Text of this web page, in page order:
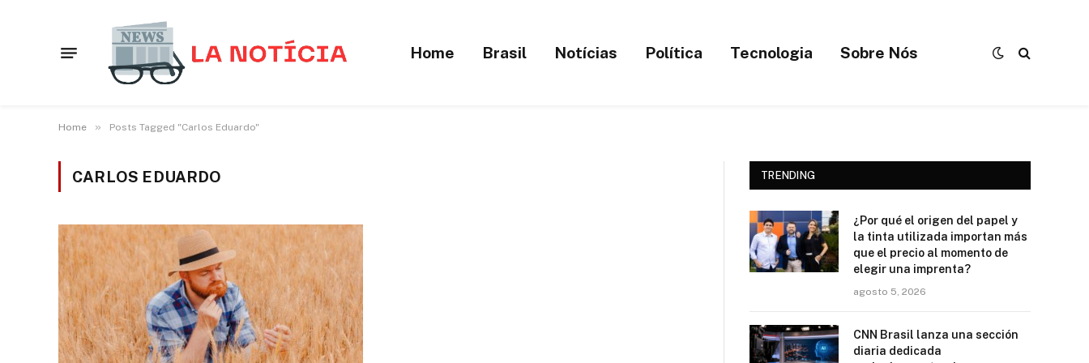
Home Brasil Notícias Política Tecnologia Sobre Nós
Home » Posts Tagged "Carlos Eduardo"
CARLOS EDUARDO TRENDING
¿Por qué el origen del papel y
la tinta utilizada importan más
que el precio al momento de
elegir una imprenta?
agosto 5, 2026
CNN Brasil lanza una sección
diaria dedicada